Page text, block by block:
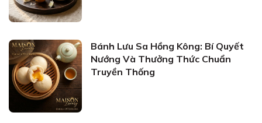
Bánh Lưu Sa Hồng Kông: Bí Quyết
Nướng Và Thưởng Thức Chuẩn
Truyền Thống